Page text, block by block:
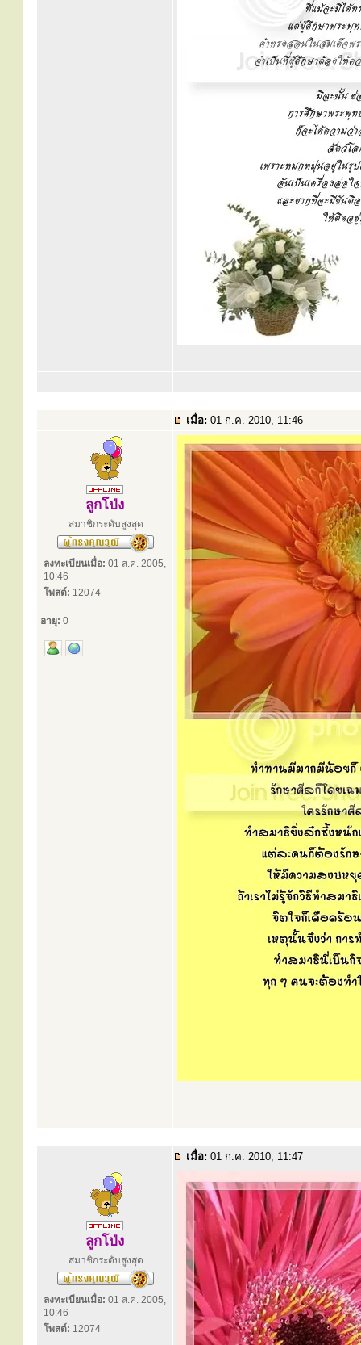
เมื่อ: 01 ก.ค. 2010, 11:46
ลูกโป่ง
สมาชิกระดับสูงสุด
ลงทะเบียนเมื่อ: 01 ส.ค. 2005,
10:46
โพสต์: 12074
อายุ: 0
เมื่อ: 01 ก.ค. 2010, 11:47
ลูกโป่ง
สมาชิกระดับสูงสุด
ลงทะเบียนเมื่อ: 01 ส.ค. 2005,
10:46
โพสต์: 12074